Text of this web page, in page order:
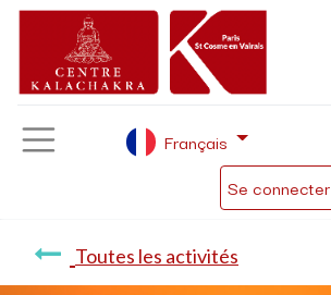
Se connecter
Français
Toutes les activités